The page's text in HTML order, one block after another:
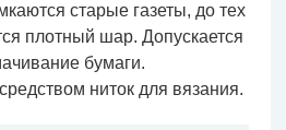
старые газеты, до тех
плотный шар. Допускается
бумаги.
ниток для вязания.